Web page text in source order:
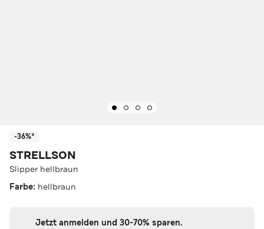
-36%*
STRELLSON
Slipper hellbraun
Farbe: hellbraun
Jetzt anmelden und 30-70% sparen.